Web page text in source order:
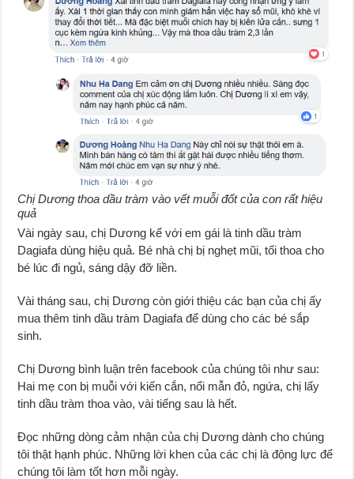
Chị Dương thoa dầu tràm vào vết muỗi đốt của con rất hiệu
quả
Vài ngày sau, chị Dương kể với em gái là tinh dầu tràm
Dagiafa dùng hiệu quả. Bé nhà chị bị nghẹt mũi, tối thoa cho
bé lúc đi ngủ, sáng dậy đỡ liền.
Vài tháng sau, chị Dương còn giới thiệu các bạn của chị ấy
mua thêm tinh dầu tràm Dagiafa để dùng cho các bé sắp
sinh.
Chị Dương bình luận trên facebook của chúng tôi như sau:
Hai mẹ con bị muỗi với kiến cắn, nổi mẫn đỏ, ngứa, chị lấy
tinh dầu tràm thoa vào, vài tiếng sau là hết.
Đọc những dòng cảm nhận của chị Dương dành cho chúng
tôi thật hạnh phúc. Những lời khen của các chị là động lực để
chúng tôi làm tốt hơn mỗi ngày.